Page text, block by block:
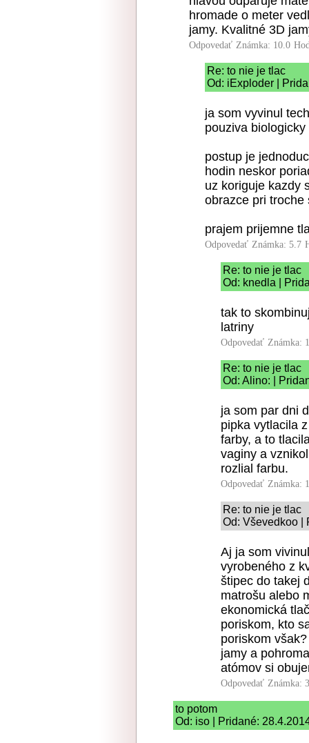
hromade o meter
jamy. Kvalitné 3D
Odpovedať Známka: 10.0
Re: to nie je tlac
Od: iExploder |
ja som vyvinul
pouziva
postup je
hodin neskor
uz koriguje kazdy
obrazce pri troche
prajem prijemne
Odpovedať Známka: 5.7
Re: to nie je tlac
Od: knedla |
tak to
latriny
Odpovedať Známka:
Re: to nie je tlac
Od: Alino: |
ja som par dni
pipka vytlacila
farby, a to
vaginy a
rozlial farbu.
Odpovedať Známka:
Re: to nie je tlac
Od: Vševedkoo |
Aj ja som
vyrobeného z
štipec do takej
matrošu alebo
ekonomická
poriskom, kto
poriskom
jamy a
atómov si
Odpovedať Známka:
to potom
Od: iso | Pridané: